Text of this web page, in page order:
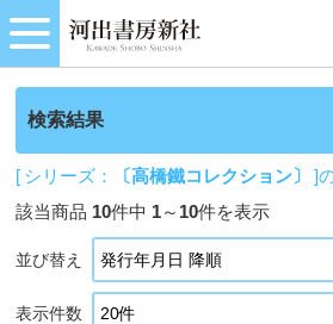
検索結果
[ シリーズ： 〔高橋鐵コレクション〕
]
該当商品 10件中 1～ 10件を表示
並び替え
表示件数